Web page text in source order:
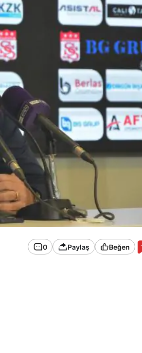
0 Paylaş Beğen